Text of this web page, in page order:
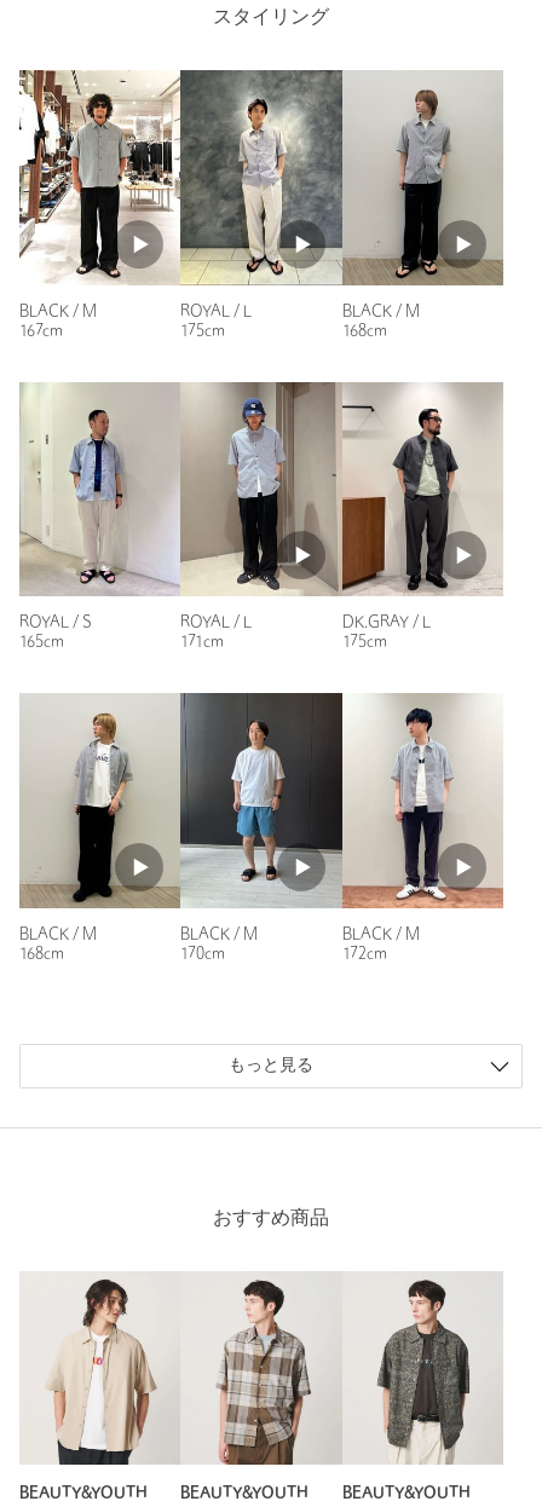
対象商品
裾上げ 対象外商品 裾上げについて
タイプ MEN
カテゴリー トップス | シャツ / ブラウス
サイズ S M L XL
POLYESTER64％ COTTON36％
洗濯表示 手洗い可 洗濯表示について
1216-1-000010
年代：30代後半
身長：163cm
普段の着用サイズ： M
3人が参考になったと回答
参考になった
投稿日： 2026年6月14日
購入サイズ：M
購入カラー：BLACK
購入商品のサイズ感：
ちょうどよい
オンとオフのどちらでも使えるので重宝します。
性別：男性
年代：40代後半
身長： 176cm
2人が参考になったと回答
参考になった
ニックネーム： テック
投稿日： 2026年7月15日
シャツの上から羽織るのでサイズ的にはいつも大きいのを購入
参考になった
※レビューは、個人の主観による感想・体感によるもので、商品の効果や性
能を保証するものではありません。
スタイリング
BLACK / M
167cm
ROYAL / L
175cm
BLACK / M
168cm
ROYAL / S
165cm
ROYAL / L
171cm
DK.GRAY / L
175cm
BLACK / M
168cm
BLACK / M
170cm
BLACK / M
172cm
もっと見る
おすすめ商品
BEAUTY&YOUTH
BEAUTY&YOUTH
BEAUTY&YOUTH